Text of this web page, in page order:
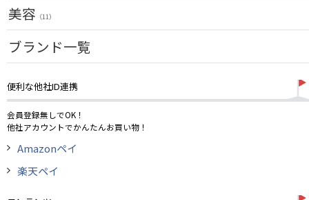
ゴルフシューズ
ウェア
その他
サポーター
美容 （11）
UVケア（11）
ブランド一覧
便利な他社ID連携
会員登録無しでOK！
他社アカウントでかんたんお買い物！
Amazonペイ
楽天ペイ